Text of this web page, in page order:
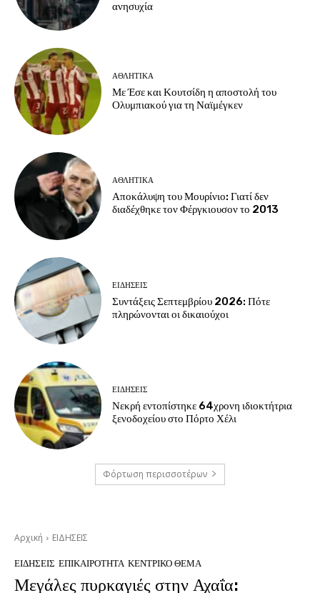
ανησυχία
ΑΘΛΗΤΙΚΑ
Με Έσε και Κουτσίδη η αποστολή του
Ολυμπιακού για τη Ναϊμέγκεν
ΑΘΛΗΤΙΚΑ
Αποκάλυψη του Μουρίνιο: Γιατί δεν
διαδέχθηκε τον Φέργκιουσον το 2013
ΕΙΔΗΣΕΙΣ
Συντάξεις Σεπτεμβρίου 2026: Πότε
πληρώνονται οι δικαιούχοι
ΕΙΔΗΣΕΙΣ
Νεκρή εντοπίστηκε 64χρονη ιδιοκτήτρια
ξενοδοχείου στο Πόρτο Χέλι
Φόρτωση περισσοτέρων